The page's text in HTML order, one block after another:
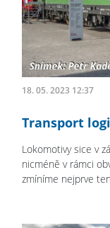
18. 05. 2023 12:37
Transport
Lokomotivy sice v
nicméně v rámci
zmíníme nejprve